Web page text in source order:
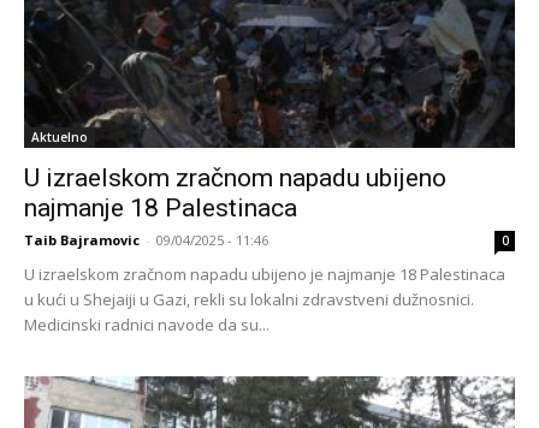
Aktuelno
U izraelskom zračnom napadu ubijeno
najmanje 18 Palestinaca
Taib Bajramovic - 09/04/2025 - 11:46 0
U izraelskom zračnom napadu ubijeno je najmanje 18 Palestinaca
u kući u Shejaiji u Gazi, rekli su lokalni zdravstveni dužnosnici.
Medicinski radnici navode da su...